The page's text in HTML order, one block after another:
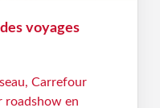
voyages
Carrefour
roadshow en